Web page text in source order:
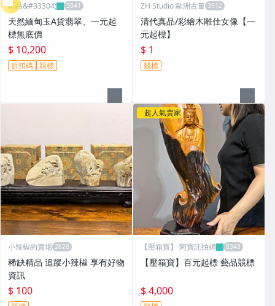
昕品&#33304;
天然緬甸玉A貨翡翠、一元起
標無底價
$ 10,200
折扣碼 競標
ZH Studio 歐洲古董
清代真品/彩繪木雕仕女像【一
元起標】
$ 1
競標
小辣椒的賣場
稀缺精品 追蹤小辣椒 享有好物
資訊
$ 100
超人氣賣家
【壓箱寶】 阿寶託拍網
【壓箱寶】百元起標 藝品競標
$ 4,000